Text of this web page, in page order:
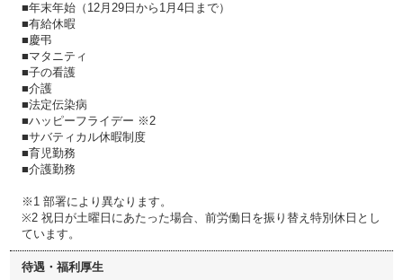
■年末年始（12月29日から1月4日まで）
■有給休暇
■慶弔
■マタニティ
■子の看護
■介護
■法定伝染病
■ハッピーフライデー ※2
■サバティカル休暇制度
■育児勤務
■介護勤務
※1 部署により異なります。
※2 祝日が土曜日にあたった場合、前労働日を振り替え特別休日とし
ています。
待遇・福利厚生